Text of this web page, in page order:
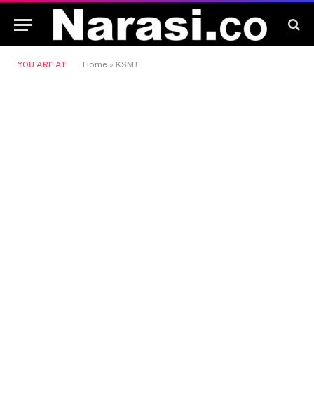
YOU ARE AT: Home » KSMJ